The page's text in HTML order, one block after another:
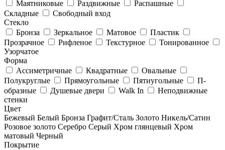
Маятниковые
Раздвижные
Распашные
Складные
Свободный вход
Стекло
Бронза
Зеркальное Матовое
Пластик
Прозрачное
Рифленое Текстурное
Тонированное
Узорчатое
Форма
Ассиметричные
Квадратные
Овальные
Полукруглые
Прямоугольные Пятиугольные
П-
образные
Душевые двери Walk In
Неподвижные
стенки
Цвет
Бежевый Белый Бронза Графит/Сталь Золото Никель/Сатин
Розовое золото Серебро Серый Хром глянцевый Хром
матовый Черный
Покрытие